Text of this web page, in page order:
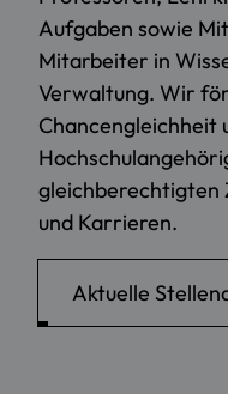
Aufgaben sowie
Mitarbeiter in
Verwaltung. Wir
Chancengleichheit
gleichberechtigten
und Karrieren.
Aktuelle